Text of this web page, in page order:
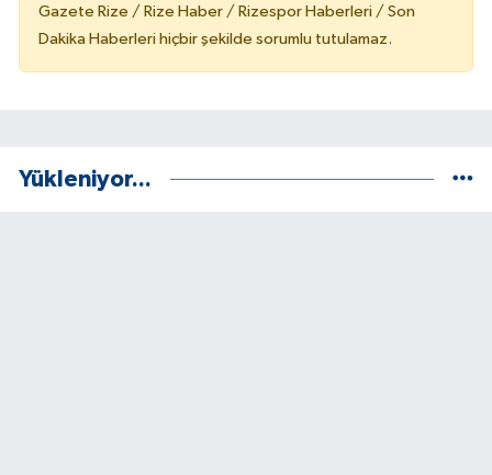
Gazete Rize / Rize Haber / Rizespor Haberleri / Son
Dakika Haberleri hiçbir şekilde sorumlu tutulamaz.
Yükleniyor...